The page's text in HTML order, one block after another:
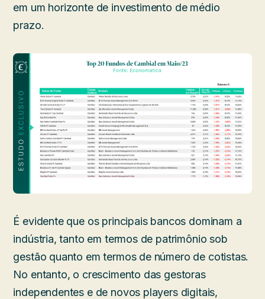
em um horizonte de investimento de médio
prazo.
É evidente que os principais bancos dominam a
indústria, tanto em termos de patrimônio sob
gestão quanto em termos de número de cotistas.
No entanto, o crescimento das gestoras
independentes e de novos players digitais,